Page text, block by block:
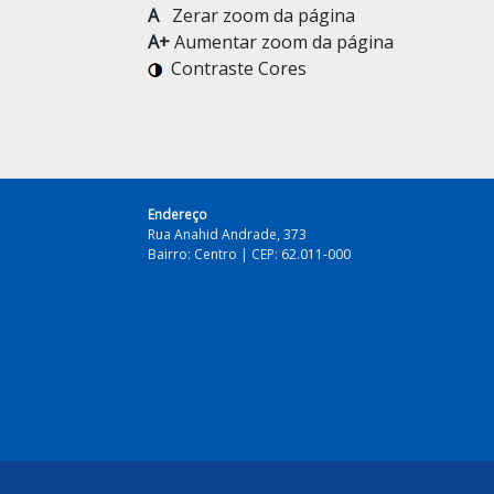
AZerar zoom da página
A+Aumentar zoom da página
Contraste Cores
Endereço
Rua Anahid Andrade, 373
Bairro: Centro | CEP: 62.011-000